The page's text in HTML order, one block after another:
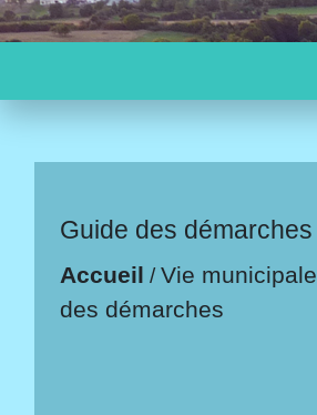
Guide des démarches
Accueil /Vie municipale
des démarches